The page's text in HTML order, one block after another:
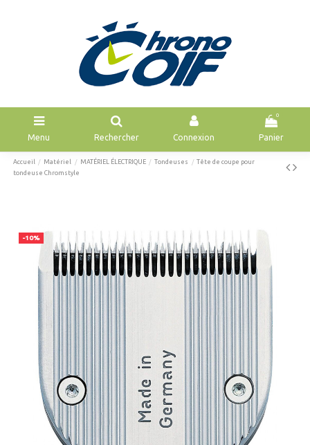
Menu Rechercher Connexion
0
Panier
Accueil Matériel MATÉRIEL ÉLECTRIQUE Tondeuses
Tête de coupe pour
tondeuse Chromstyle
-10%